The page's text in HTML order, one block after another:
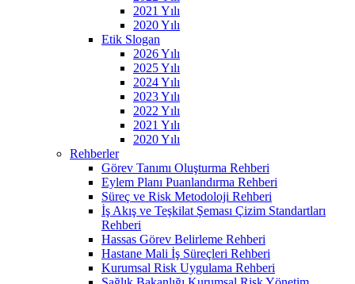
2021 Yılı
2020 Yılı
Etik Slogan
2026 Yılı
2025 Yılı
2024 Yılı
2023 Yılı
2022 Yılı
2021 Yılı
2020 Yılı
Rehberler
Görev Tanımı Oluşturma Rehberi
Eylem Planı Puanlandırma Rehberi
Süreç ve Risk Metodoloji Rehberi
İş Akış ve Teşkilat Şeması Çizim Standartları
Rehberi
Hassas Görev Belirleme Rehberi
Hastane Mali İş Süreçleri Rehberi
Kurumsal Risk Uygulama Rehberi